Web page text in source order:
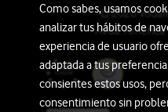
© 2026
Avda.
Como sabes, usamos
analizar tus hábitos de
experiencia de usuario
adaptada a tus
consientes estos usos,
consentimiento sin